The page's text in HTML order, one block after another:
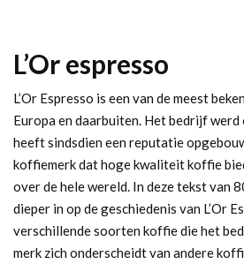
L’Or espresso
L’Or Espresso is een van de meest
Europa en daarbuiten. Het bedrijf
heeft sindsdien een reputatie
koffiemerk dat hoge kwaliteit koffie
over de hele wereld. In deze tekst van
dieper in op de geschiedenis van L’Or
verschillende soorten koffie die het
merk zich onderscheidt van andere